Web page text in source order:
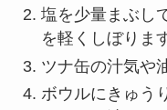
塩を少量まぶし
を軽くしぼりま
ツナ缶の汁気や
ボウルにきゅう